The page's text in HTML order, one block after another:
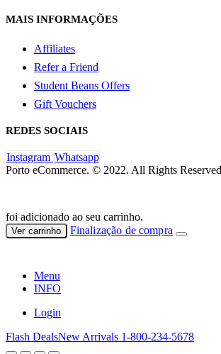
MAIS INFORMAÇÕES
Affiliates
Refer a Friend
Student Beans Offers
Gift Vouchers
REDES SOCIAIS
Instagram Whatsapp
Porto eCommerce. © 2022. All Rights Reserved
foi adicionado ao seu carrinho.
Ver carrinho Finalização de compra
Menu
INFO
Login
Flash DealsNew Arrivals 1-800-234-5678